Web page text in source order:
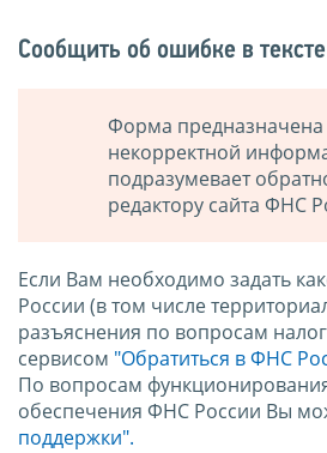
Сообщить об ошибке в тексте
Форма
некорректной
подразумевает
редактору сайта ФНС
Если Вам необходимо задать
России (в том числе
разъяснения по вопросам
сервисом "Обратиться в ФНС
По вопросам
обеспечения ФНС России Вы
поддержки".